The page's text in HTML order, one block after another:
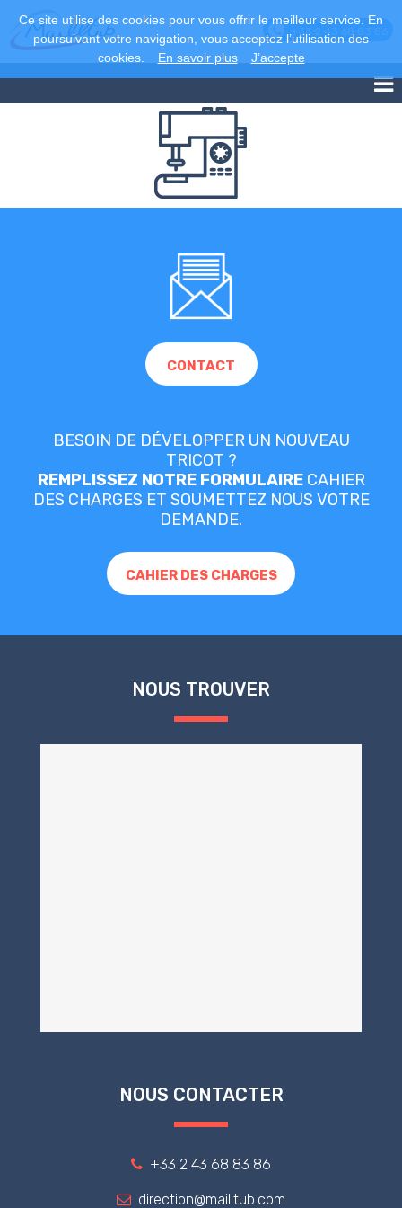
+33 2 43 68 83 86
CONTACT
BESOIN DE DÉVELOPPER UN NOUVEAU
TRICOT ?
REMPLISSEZ NOTRE FORMULAIRECAHIER
DES CHARGES ET SOUMETTEZ NOUS VOTRE
DEMANDE.
CAHIER DES CHARGES
NOUS TROUVER
NOUS CONTACTER
+33 2 43 68 83 86
direction@mailltub.com
Ce site utilise des cookies pour vous offrir le meilleur service. En
poursuivant votre navigation, vous acceptez l’utilisation des
cookies.
En savoir plus J’accepte